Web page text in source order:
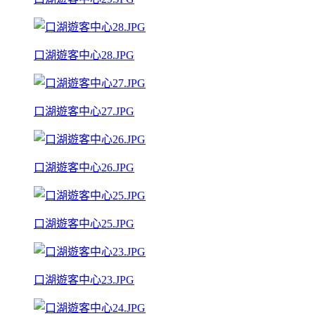
口湖遊客中心28.JPG
口湖遊客中心27.JPG
口湖遊客中心26.JPG
口湖遊客中心25.JPG
口湖遊客中心23.JPG